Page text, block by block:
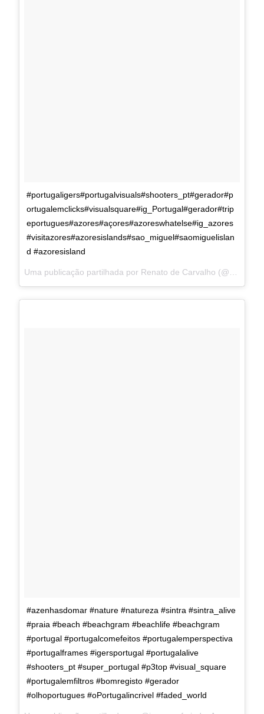
#portugaligers#portugalvisuals#shooters_pt#gerador#p
ortugalemclicks#visualsquare#ig_Portugal#gerador#trip
eportugues#azores#açores#azoreswhatelse#ig_azores
#visitazores#azoresislands#sao_miguel#saomiguelislan
d #azoresisland
#azenhasdomar #nature #natureza #sintra #sintra_alive
#praia #beach #beachgram #beachlife #beachgram
#portugal #portugalcomefeitos #portugalemperspectiva
#portugalframes #igersportugal #portugalalive
#shooters_pt #super_portugal #p3top #visual_square
#portugalemfiltros #bomregisto #gerador
#olhoportugues #oPortugalincrivel #faded_world